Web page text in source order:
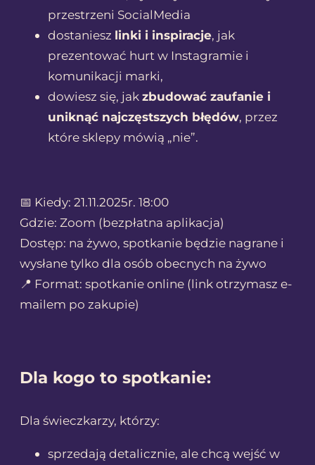
przestrzeni SocialMedia
dostaniesz linki i inspiracje, jak
prezentować hurt w Instagramie i
komunikacji marki,
dowiesz się, jakzbudować zaufanie i
uniknąć najczęstszych błędów, przez
które sklepy mówią „nie”.
📅 Kiedy: 21.11.2025r. 18:00
Gdzie: Zoom (bezpłatna aplikacja)
Dostęp: na żywo, spotkanie będzie nagrane i
wysłane tylko dla osób obecnych na żywo
📍 Format: spotkanie online (link otrzymasz e-
mailem po zakupie)
Dla kogo to spotkanie:
Dla świeczkarzy, którzy:
sprzedają detalicznie, ale chcą wejść w